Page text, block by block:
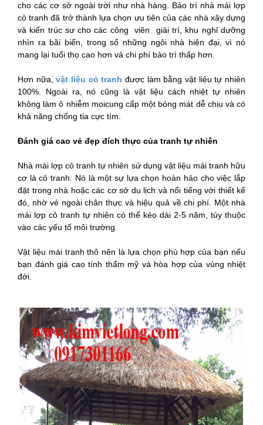
cho các cơ sở ngoài trời như nhà hàng. Bảo trì nhà mái lợp
cỏ tranh đã trở thành lựa chọn ưu tiên của các nhà xây dựng
và kiến trúc sư cho các công viên giải trí, khu nghỉ dưỡng
nhìn ra bãi biển, trong số những ngôi nhà hiện đại, vì nó
mang lại tuổi thọ cao hơn và chi phí bảo trì thấp hơn.
Hơn nữa,vật liệu cỏ tranh được làm bằng vật liệu tự nhiên
100%. Ngoài ra, nó cũng là vật liệu cách nhiệt tự nhiên
không làm ô nhiễm moicung cấp một bóng mát dễ chịu và có
khả năng chống tia cực tím.
Đánh giá cao vẻ đẹp đích thực của tranh tự nhiên
Nhà mái lợp cỏ tranh tự nhiên sử dụng vật liệu mái tranh hữu
cơ là cỏ tranh. Nó là một sự lựa chọn hoàn hảo cho việc lắp
đặt trong nhà hoặc các cơ sở du lịch và nổi tiếng với thiết kế
đó, nhờ vẻ ngoài chân thực và hiệu quả về chi phí. Một nhà
mái lợp cỏ tranh tự nhiên có thể kéo dài 2-5 năm, tùy thuộc
vào các yếu tố môi trường.
Vật liệu mái tranh thô nên là lựa chọn phù hợp của bạn nếu
bạn đánh giá cao tính thẩm mỹ và hòa hợp của vùng nhiệt
đới.